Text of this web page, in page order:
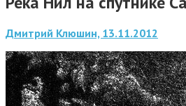
Дмитрий Клюшин, 13.11.2012